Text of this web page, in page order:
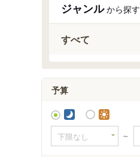
ジャンルから探す
すべて
予算
～